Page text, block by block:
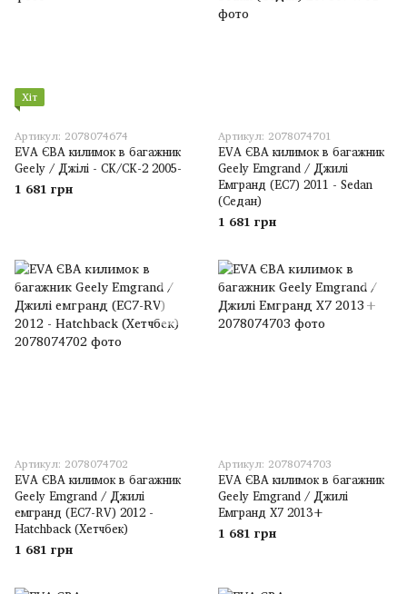
Хіт
Артикул: 2078074674
EVA ЄВА килимок в багажник
Geely / Джілі - CK/CK-2 2005-
1 681 грн
Артикул: 2078074701
EVA ЄВА килимок в багажник
Geely Emgrand / Джилі
Емгранд (EC7) 2011 - Sedan
(Седан)
1 681 грн
Артикул: 2078074702
EVA ЄВА килимок в багажник
Geely Emgrand / Джилі
емгранд (EC7-RV) 2012 -
Hatchback (Хетчбек)
1 681 грн
Артикул: 2078074703
EVA ЄВА килимок в багажник
Geely Emgrand / Джилі
Емгранд X7 2013+
1 681 грн